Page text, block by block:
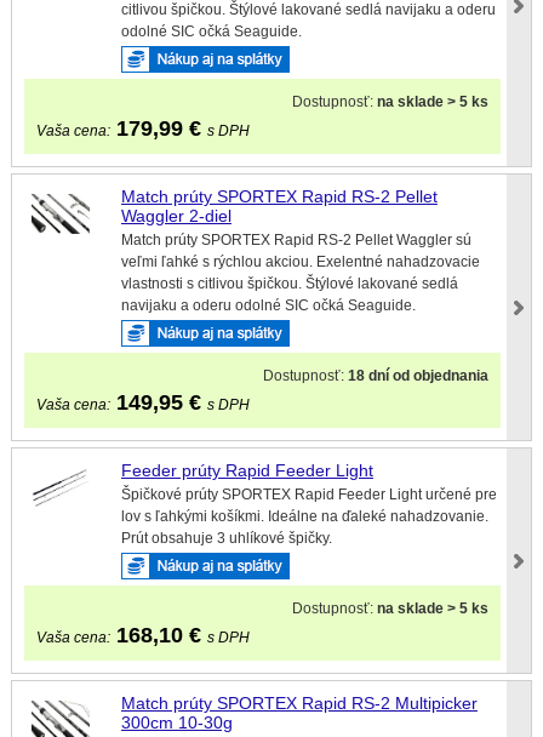
citlivou špičkou. Štýlové lakované sedlá navijaku a oderu
odolné SIC očká Seaguide.
Dostupnosť:na sklade > 5 ks
Vaša cena: 179,99 € s DPH
Match prúty SPORTEX Rapid RS-2 Pellet
Waggler 2-diel
Match prúty SPORTEX Rapid RS-2 Pellet Waggler sú
veľmi ľahké s rýchlou akciou. Exelentné nahadzovacie
vlastnosti s citlivou špičkou. Štýlové lakované sedlá
navijaku a oderu odolné SIC očká Seaguide.
Dostupnosť:18 dní od objednania
Vaša cena: 149,95 € s DPH
Feeder prúty Rapid Feeder Light
Špičkové prúty SPORTEX Rapid Feeder Light určené pre
lov s ľahkými košíkmi. Ideálne na ďaleké nahadzovanie.
Prút obsahuje 3 uhlíkové špičky.
Dostupnosť:na sklade > 5 ks
Vaša cena: 168,10 € s DPH
Match prúty SPORTEX Rapid RS-2 Multipicker
300cm 10-30g